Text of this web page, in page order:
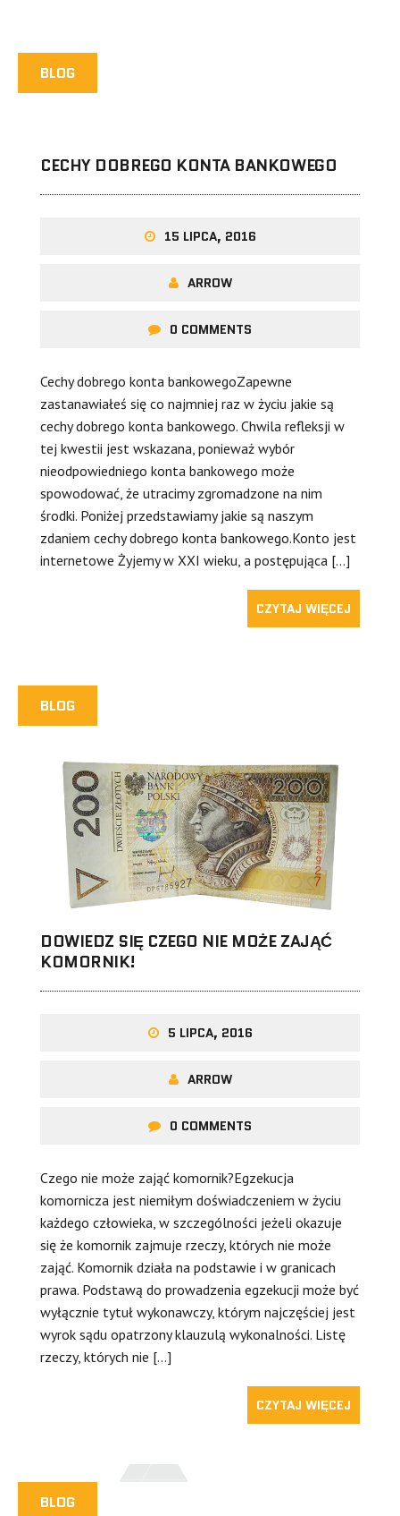
BLOG
CECHY DOBREGO KONTA BANKOWEGO
15 LIPCA, 2016
ARROW
0 COMMENTS
Cechy dobrego konta bankowegoZapewne
zastanawiałeś się co najmniej raz w życiu jakie są
cechy dobrego konta bankowego. Chwila refleksji w
tej kwestii jest wskazana, ponieważ wybór
nieodpowiedniego konta bankowego może
spowodować, że utracimy zgromadzone na nim
środki. Poniżej przedstawiamy jakie są naszym
zdaniem cechy dobrego konta bankowego.Konto jest
internetowe Żyjemy w XXI wieku, a postępująca […]
CZYTAJ WIĘCEJ
BLOG
DOWIEDZ SIĘ CZEGO NIE MOŻE ZAJĄĆ
KOMORNIK!
5 LIPCA, 2016
ARROW
0 COMMENTS
Czego nie może zająć komornik?Egzekucja
komornicza jest niemiłym doświadczeniem w życiu
każdego człowieka, w szczególności jeżeli okazuje
się że komornik zajmuje rzeczy, których nie może
zająć. Komornik działa na podstawie i w granicach
prawa. Podstawą do prowadzenia egzekucji może być
wyłącznie tytuł wykonawczy, którym najczęściej jest
wyrok sądu opatrzony klauzulą wykonalności. Listę
rzeczy, których nie […]
CZYTAJ WIĘCEJ
BLOG